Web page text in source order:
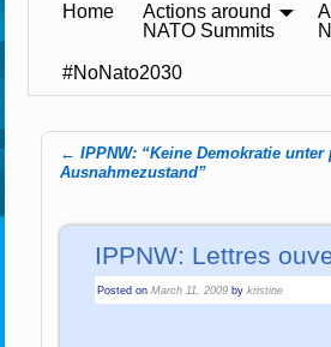
Home
Actions around
NATO Summits
#NoNato2030
Post navigation
← IPPNW: “Keine Demokratie
Ausnahmezustand”
IPPNW: Lettres
Posted onMarch 11, 2009 bykristine